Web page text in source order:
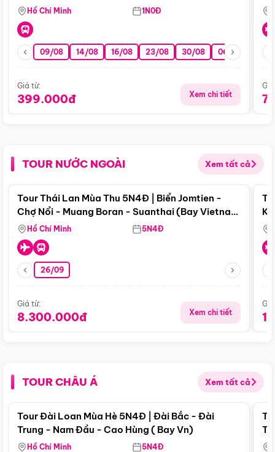
Hồ Chí Minh 1N0Đ
09/08 14/08 16/08 23/08 30/08 06/09 13/09
Giá từ:
399.000đ Xem chi tiết
TOUR NƯỚC NGOÀI Xem tất cả
Điểm nổi bật
Tour Thái Lan Mùa Thu 5N4Đ | Biển Jomtien -
Chợ Nổi - Muang Boran - Suanthai (Bay Vietnam
Airlines)
Hồ Chí Minh 5N4Đ
26/09
Giá từ:
8.300.000đ Xem chi tiết
TOUR CHÂU Á Xem tất cả
Điểm nổi bật
Tour Đài Loan Mùa Hè 5N4Đ | Đài Bắc - Đài
Trung - Nam Đầu - Cao Hùng ( Bay Vn)
Hồ Chí Minh 5N4Đ